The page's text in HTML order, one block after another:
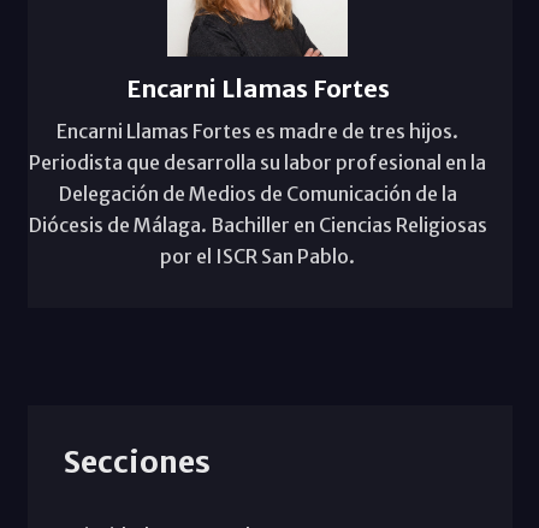
Encarni Llamas Fortes
Encarni Llamas Fortes es madre de tres hijos.
Periodista que desarrolla su labor profesional en la
Delegación de Medios de Comunicación de la
Diócesis de Málaga. Bachiller en Ciencias Religiosas
por el ISCR San Pablo.
Secciones